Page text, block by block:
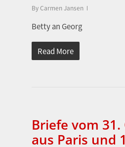
ByCarmen Jansen
Betty an Georg
Read More
Briefe vom
aus Paris und